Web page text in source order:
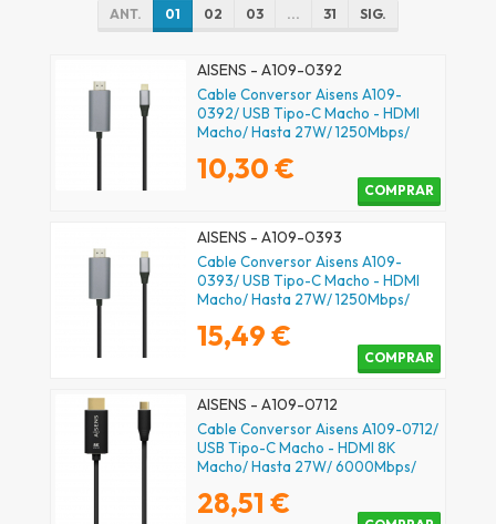
ANT. 01 02 03 ... 31 SIG.
AISENS - A109-0392
Cable Conversor Aisens A109-
0392/ USB Tipo-C Macho - HDMI
Macho/ Hasta 27W/ 1250Mbps/
10,30 €
COMPRAR
AISENS - A109-0393
Cable Conversor Aisens A109-
0393/ USB Tipo-C Macho - HDMI
Macho/ Hasta 27W/ 1250Mbps/
15,49 €
COMPRAR
AISENS - A109-0712
Cable Conversor Aisens A109-0712/
USB Tipo-C Macho - HDMI 8K
Macho/ Hasta 27W/ 6000Mbps/
28,51 €